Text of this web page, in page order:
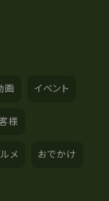
画 イベント
様
メ おでかけ